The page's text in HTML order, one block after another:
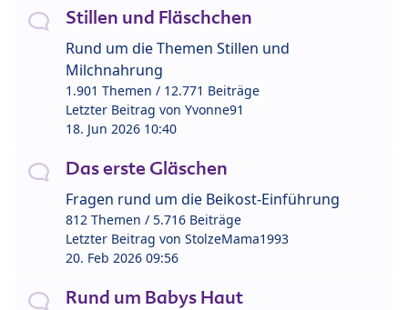
Stillen und Fläschchen
Rund um die Themen Stillen und
Milchnahrung
1.901 Themen / 12.771 Beiträge
Letzter Beitrag von Yvonne91
18. Jun 2026 10:40
Das erste Gläschen
Fragen rund um die Beikost-Einführung
812 Themen / 5.716 Beiträge
Letzter Beitrag von StolzeMama1993
20. Feb 2026 09:56
Rund um Babys Haut